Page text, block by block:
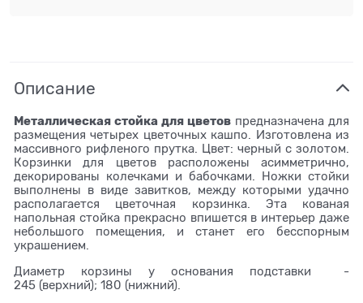
Описание
Металлическая стойка для цветов предназначена для
размещения четырех цветочных кашпо.
Изготовлена из
массивного рифленого прутка. Цвет: черный с золотом.
Корзинки для цветов расположены асимметрично,
декорированы колечками и бабочками. Ножки стойки
выполнены в виде завитков, между которыми удачно
располагается цветочная корзинка. Эта кованая
напольная стойка прекрасно впишется в интерьер даже
небольшого помещения, и станет его бесспорным
украшением.
Диаметр корзины у основания подставки -
245 (верхний); 180 (нижний).